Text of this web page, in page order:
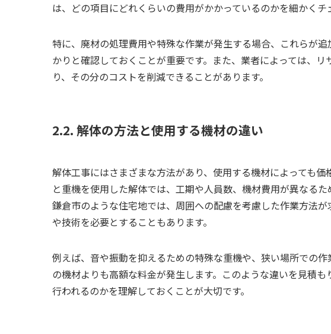
は、どの項目にどれくらいの費用がかかっているのかを細かくチ
特に、廃材の処理費用や特殊な作業が発生する場合、これらが
かりと確認しておくことが重要です。また、業者によっては、
り、その分のコストを削減できることがあります。
2.2. 解体の方法と使用する機材の違い
解体工事にはさまざまな方法があり、使用する機材によっても
と重機を使用した解体では、工期や人員数、機材費用が異なるた
鎌倉市のような住宅地では、周囲への配慮を考慮した作業方法
や技術を必要とすることもあります。
例えば、音や振動を抑えるための特殊な重機や、狭い場所での
の機材よりも高額な料金が発生します。このような違いを見積
行われるのかを理解しておくことが大切です。